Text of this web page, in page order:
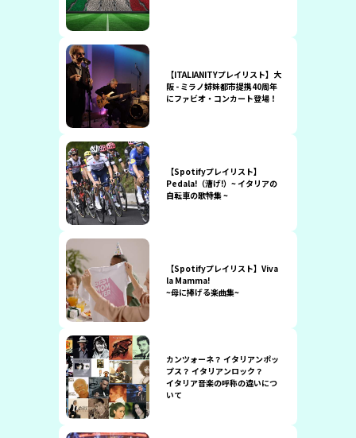
【ITALIANITYプレイリスト】大
阪 - ミラノ姉妹都市提携40周年
にファビオ・コンカート登場！
【Spotifyプレイリスト】
Pedala!（漕げ!）~ イタリアの
自転車の歌特集 ~
【Spotifyプレイリスト】Viva
la Mamma!
~母に捧げる楽曲集~
カンツォーネ？ イタリアンポッ
プス？ イタリアンロック？
イタリア音楽の呼称の違いにつ
いて